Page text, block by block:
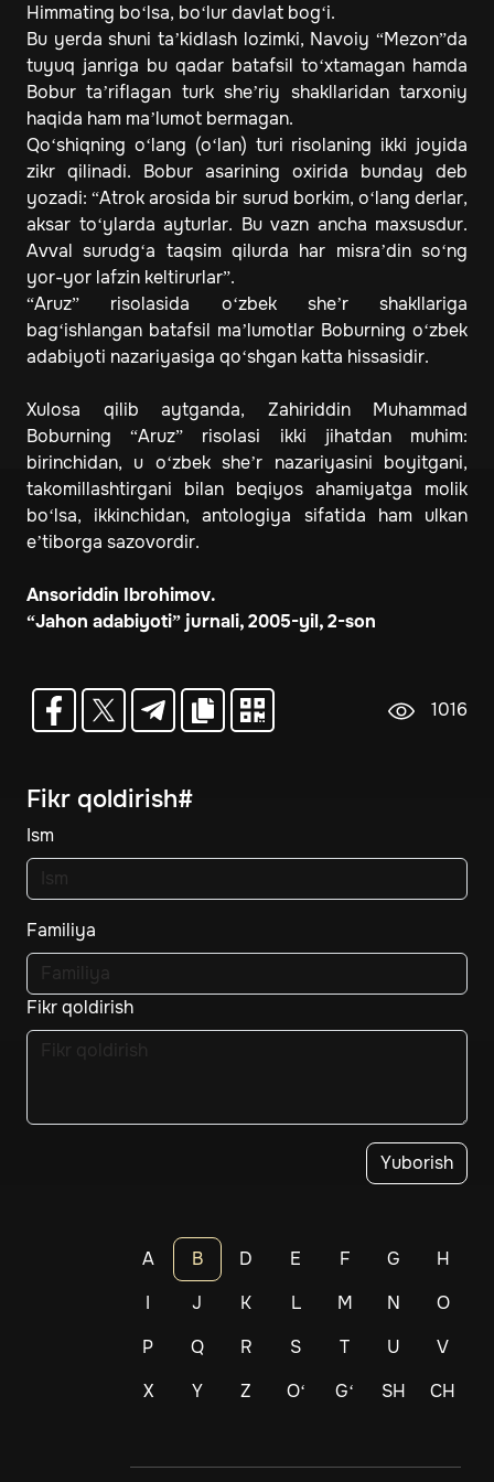
Himmating bo‘lsa, bo‘lur davlat bog‘i.
Bu yerda shuni ta’kidlash lozimki, Navoiy “Mezon”da
tuyuq janriga bu qadar batafsil to‘xtamagan hamda
Bobur ta’riflagan turk she’riy shakllaridan tarxoniy
haqida ham ma’lumot bermagan.
Qo‘shiqning o‘lang (o‘lan) turi risolaning ikki joyida
zikr qilinadi. Bobur asarining oxirida bunday deb
yozadi: “Atrok arosida bir surud borkim, o‘lang derlar,
aksar to‘ylarda ayturlar. Bu vazn ancha maxsusdur.
Avval surudg‘a taqsim qilurda har misra’din so‘ng
yor-yor lafzin keltirurlar”.
“Aruz” risolasida o‘zbek she’r shakllariga
bag‘ishlangan batafsil ma’lumotlar Boburning o‘zbek
adabiyoti nazariyasiga qo‘shgan katta hissasidir.
Xulosa qilib aytganda, Zahiriddin Muhammad
Boburning “Aruz” risolasi ikki jihatdan muhim:
birinchidan, u o‘zbek she’r nazariyasini boyitgani,
takomillashtirgani bilan beqiyos ahamiyatga molik
bo‘lsa, ikkinchidan, antologiya sifatida ham ulkan
e’tiborga sazovordir.
Ansoriddin Ibrohimov.
“Jahon adabiyoti” jurnali, 2005-yil, 2-son
1016
Fikr qoldirish#
Ism
Familiya
Fikr qoldirish
Yuborish
A B D E F G
H
I
J K L M N
O
P
Q R S T U
V
X
Y Z Oʻ Gʻ SH CH